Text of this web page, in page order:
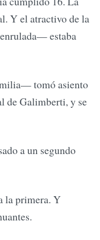
Y el atractivo de la
estaba
tomó asiento
de Galimberti, y se
a un segundo
la primera. Y